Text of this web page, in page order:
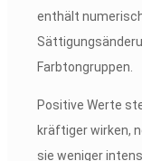
enthält
Farbtongruppen.
Positive Werte
kräftiger wirken,
sie weniger